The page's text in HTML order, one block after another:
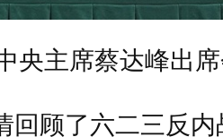
央主席蔡达峰出
顾了六二三反内